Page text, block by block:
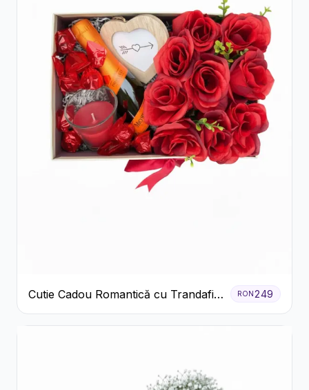
Cutie Cadou Romantică cu Trandafiri
Șampanie și Lumânare
RON 249